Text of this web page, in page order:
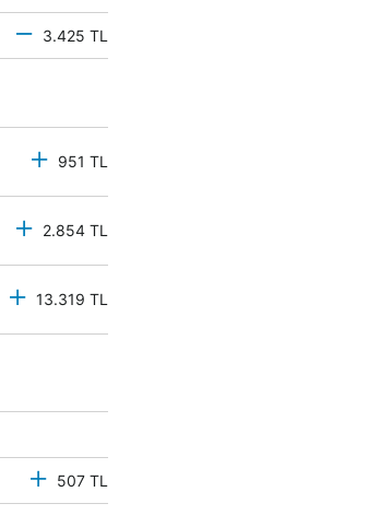
3.425 TL
951 TL
2.854 TL
13.319 TL
507 TL